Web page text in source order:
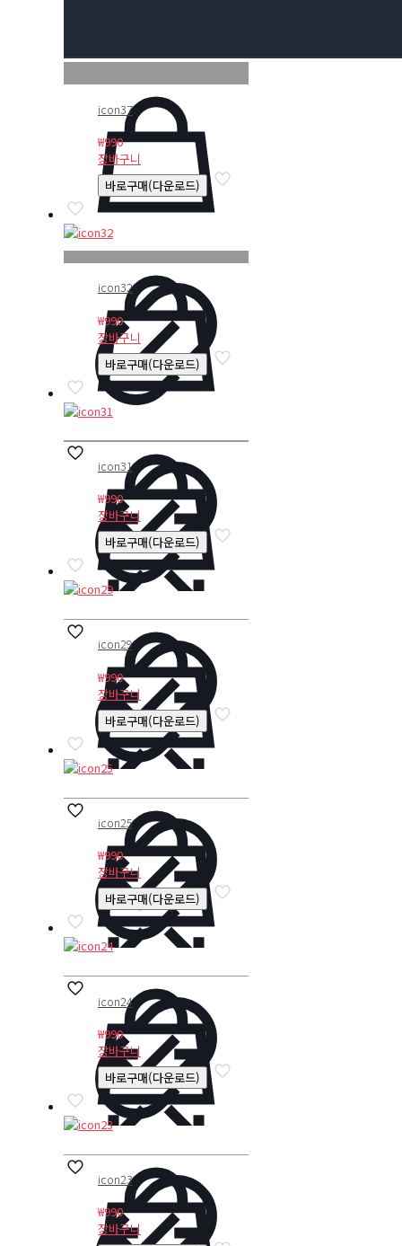
icon37
₩990
장바구니
바로구매(다운로드)
icon32
₩990
장바구니
바로구매(다운로드)
icon31
₩990
장바구니
바로구매(다운로드)
icon29
₩990
장바구니
바로구매(다운로드)
icon25
₩990
장바구니
바로구매(다운로드)
icon24
₩990
장바구니
바로구매(다운로드)
icon23
₩990
장바구니